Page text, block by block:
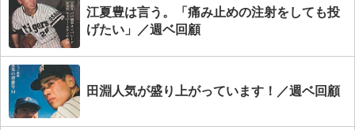
江夏豊は言う。「痛み止めの注射をしても投
げたい」／週ベ回顧
田淵人気が盛り上がっています！／週ベ回顧